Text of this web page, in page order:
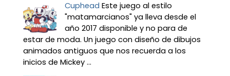
Cuphead Este juego al estilo
"matamarcianos" ya lleva desde el
año 2017 disponible y no para de
estar de moda. Un juego con diseño de dibujos
animados antiguos que nos recuerda a los
inicios de Mickey ...